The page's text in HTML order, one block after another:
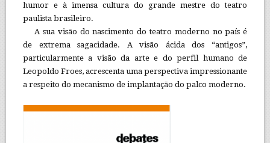
humor e à imensa cultura do grande mestre do teatro
paulista brasileiro.
A sua visão do nascimento do teatro moderno no país é
de extrema sagacidade. A visão ácida dos “antigos”,
particularmente a visão da arte e do perfil humano de
Leopoldo Froes, acrescenta uma perspectiva impressionante
a respeito do mecanismo de implantação do palco moderno.